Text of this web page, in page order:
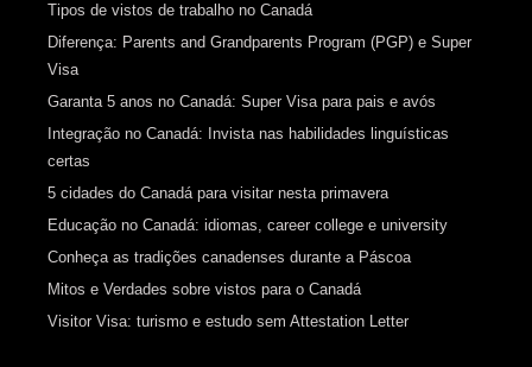
Tipos de vistos de trabalho no Canadá
Diferença: Parents and Grandparents Program (PGP) e Super
Visa
Garanta 5 anos no Canadá: Super Visa para pais e avós
Integração no Canadá: Invista nas habilidades linguísticas
certas
5 cidades do Canadá para visitar nesta primavera
Educação no Canadá: idiomas, career college e university
Conheça as tradições canadenses durante a Páscoa
Mitos e Verdades sobre vistos para o Canadá
Visitor Visa: turismo e estudo sem Attestation Letter